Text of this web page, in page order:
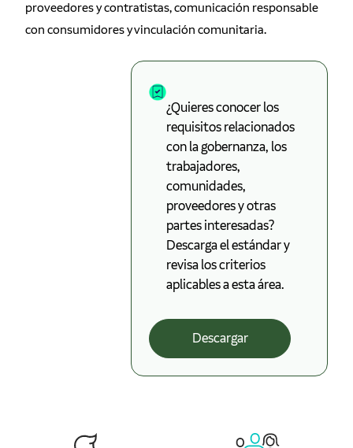
proveedores y contratistas, comunicación responsable
con consumidores y vinculación comunitaria.
¿Quieres conocer los
requisitos relacionados
con la gobernanza, los
trabajadores,
comunidades,
proveedores y otras
partes interesadas?
Descarga el estándar y
revisa los criterios
aplicables a esta área.
Descargar